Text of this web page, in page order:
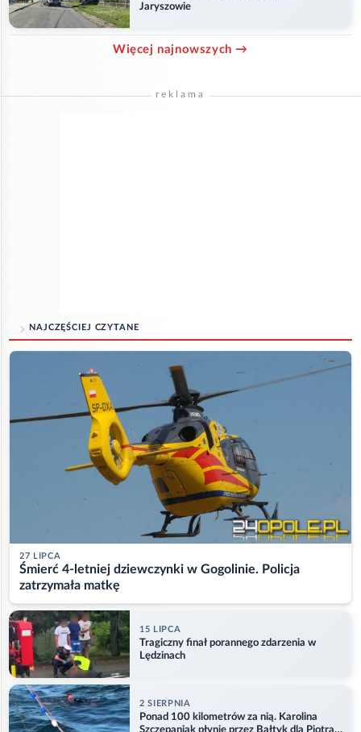
Jaryszowie
Więcej najnowszych →
reklama
NAJCZĘŚCIEJ CZYTANE
27 LIPCA
Śmierć 4-letniej dziewczynki w Gogolinie. Policja
zatrzymała matkę
15 LIPCA
Tragiczny finał porannego zdarzenia w
Lędzinach
2 SIERPNIA
Ponad 100 kilometrów za nią. Karolina